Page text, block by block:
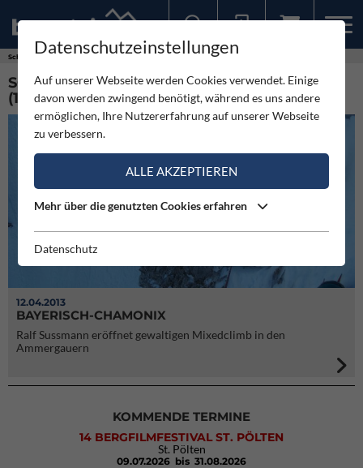
Schlagworte
SCHLAGWORT: GEIERKÖPFE-HAUPTGIPFEL
(1)
12.04.2013
BAYERISCH-CHAMONIX
Ralf Sussmann eröffnet gewaltigen Mixedclimb in den
Ammergauern
KOMMENDE TERMINE
14 BERGFILMFESTIVAL ST. PÖLTEN
St. Pölten
09.07.2026 bis 31.08.2026
Datenschutzeinstellungen
Auf unserer Webseite werden Cookies verwendet. Einige
davon werden zwingend benötigt, während es uns andere
ermöglichen, Ihre Nutzererfahrung auf unserer Webseite
zu verbessern.
ALLE AKZEPTIEREN
Mehr über die genutzten Cookies erfahren
Datenschutz